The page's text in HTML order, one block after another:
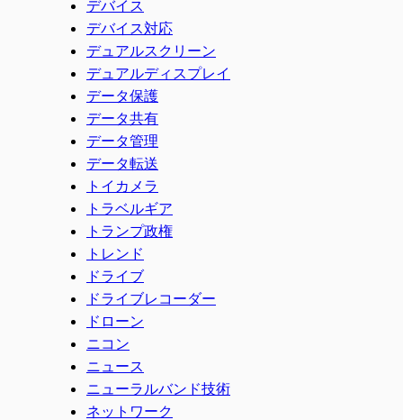
デバイス
デバイス対応
デュアルスクリーン
デュアルディスプレイ
データ保護
データ共有
データ管理
データ転送
トイカメラ
トラベルギア
トランプ政権
トレンド
ドライブ
ドライブレコーダー
ドローン
ニコン
ニュース
ニューラルバンド技術
ネットワーク